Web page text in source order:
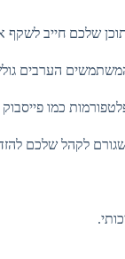
שלכם חייב לשקף
כמו
לקהל שלכם